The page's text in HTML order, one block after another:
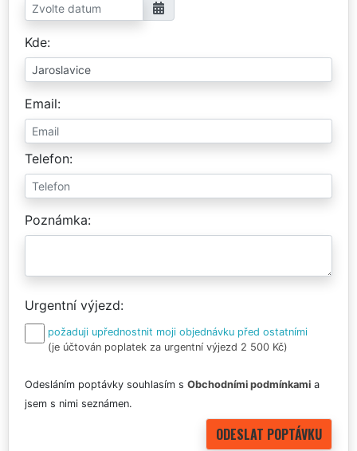
Kde
Email
Telefon
Poznámka
Urgentní výjezd
požaduji upřednostnit moji objednávku před ostatními
(je účtován poplatek za urgentní výjezd 2 500 Kč)
Odesláním poptávky souhlasím s Obchodními podmínkami a
jsem s nimi seznámen.